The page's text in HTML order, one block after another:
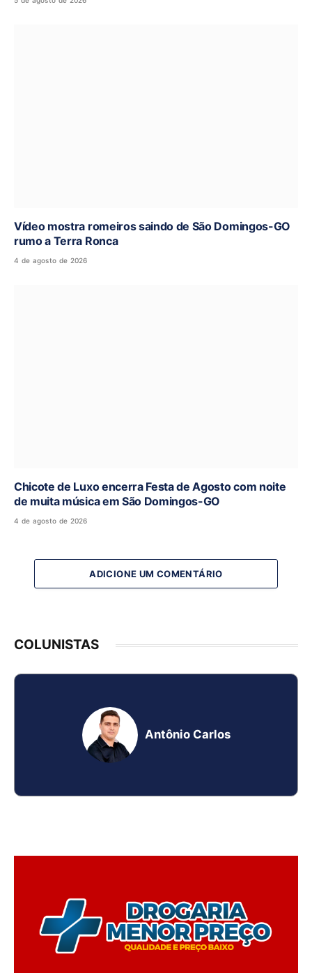
Vídeo mostra romeiros saindo de São Domingos-GO
rumo a Terra Ronca
4 de agosto de 2026
Chicote de Luxo encerra Festa de Agosto com noite
de muita música em São Domingos-GO
4 de agosto de 2026
ADICIONE UM COMENTÁRIO
COLUNISTAS
Antônio Carlos